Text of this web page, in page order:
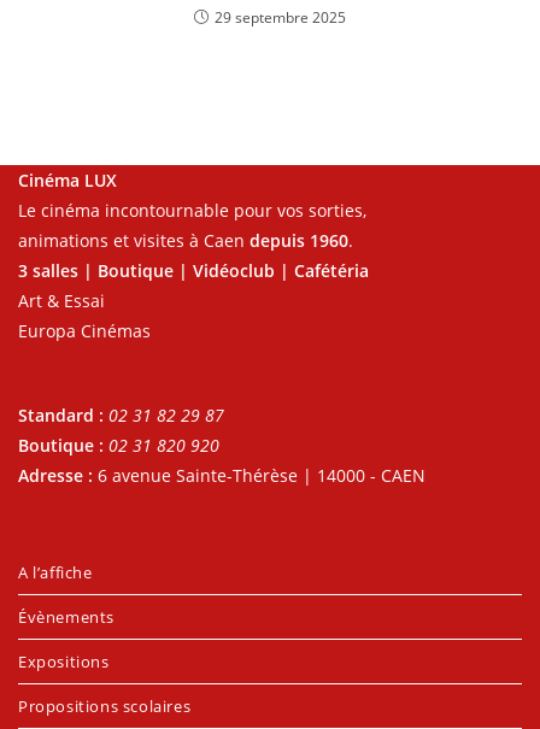
29 septembre 2025
Cinéma LUX
Le cinéma incontournable pour vos sorties,
animations et visites à Caen depuis 1960.
3 salles | Boutique | Vidéoclub | Cafétéria
Art & Essai
Europa Cinémas
Standard : 02 31 82 29 87
Boutique : 02 31 820 920
Adresse : 6 avenue Sainte-Thérèse | 14000 - CAEN
A l’affiche
Évènements
Expositions
Propositions scolaires